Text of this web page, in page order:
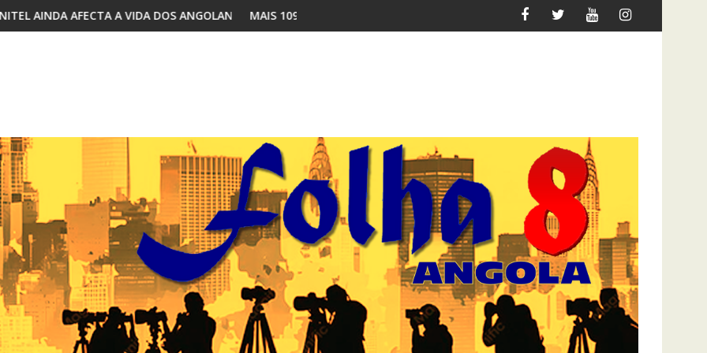
ANGOLANOSMAIS 109 CASOS CONFIRMADOS DE MPOX EM CABINDA COMO A DISPUTA INTERNA NO MPLA REDEFINE O JOGO